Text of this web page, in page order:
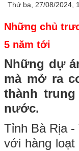
Thứ ba, 27/08/2024,
Những chủ
5 năm tới
Những dự
mà mở ra
thành
nước.
Tỉnh Bà Rịa
với hàng